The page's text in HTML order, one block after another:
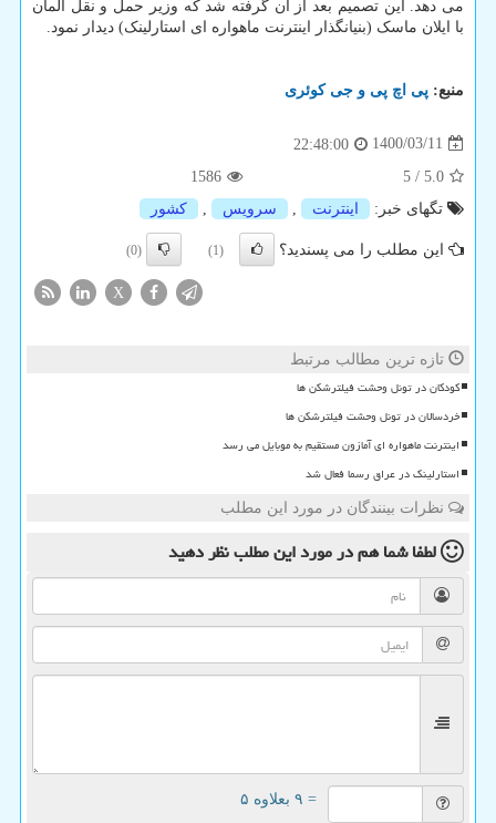
می دهد. این تصمیم بعد از آن گرفته شد که وزیر حمل و نقل آلمان
با ایلان ماسک (بنیانگذار اینترنت ماهواره ای استارلینک) دیدار نمود.
منبع: پی اچ پی و جی كوئری
1400/03/11
22:48:00
5.0
/
5
1586
تگهای خبر:
اینترنت , سرویس , كشور
این مطلب را می پسندید؟ (1)
(0)
X
تازه ترین مطالب مرتبط
کودکان در تونل وحشت فیلترشکن ها
خردسالان در تونل وحشت فیلترشکن ها
اینترنت ماهواره ای آمازون مستقیم به موبایل می رسد
استارلینک در عراق رسما فعال شد
نظرات بینندگان در مورد این مطلب
لطفا شما همدر مورد این مطلبنظر دهید
= ۹ بعلاوه ۵